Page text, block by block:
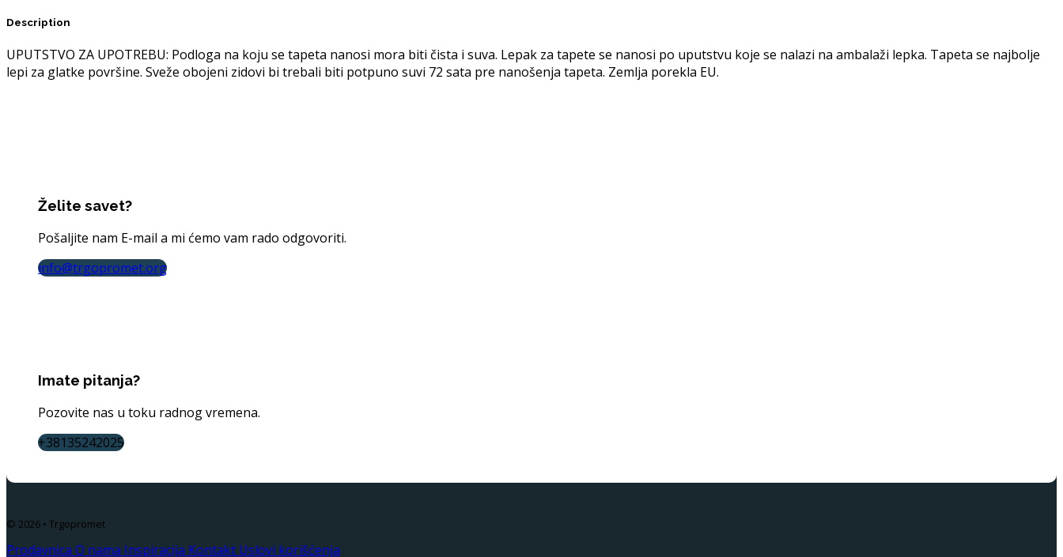
Description
UPUTSTVO ZA UPOTREBU: Podloga na koju se tapeta nanosi mora biti čista i suva. Lepak za tapete se nanosi po uputstvu koje se nalazi na ambalaži lepka. Tapeta se najbolje
lepi za glatke površine. Sveže obojeni zidovi bi trebali biti potpuno suvi 72 sata pre nanošenja tapeta. Zemlja porekla EU.
Želite savet?
Pošaljite nam E-mail a mi ćemo vam rado odgovoriti.
info@trgopromet.org
Imate pitanja?
Pozovite nas u toku radnog vremena.
+38135242025
© 2026 • Trgopromet
Prodavnica O nama Inspiracija Kontakt Uslovi korišćenja